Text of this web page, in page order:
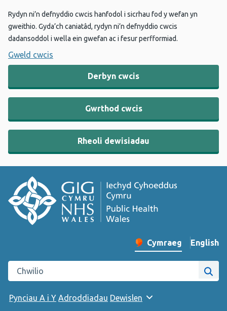
Rydyn ni’n defnyddio cwcis hanfodol i sicrhau fod y wefan yn
gweithio. Gyda’ch caniatâd, rydyn ni’n defnyddio cwcis
dadansoddol i wella ein gwefan ac i fesur perfformiad.
Gweld cwcis
Derbyn cwcis
Gwrthod cwcis
Rheoli dewisiadau
Newid iaith y wefan
Cymraeg English
–
Chwilio gwefan Iechyd Cyhoeddus Cymru
Pynciau A i Y Adroddiadau Dewislen